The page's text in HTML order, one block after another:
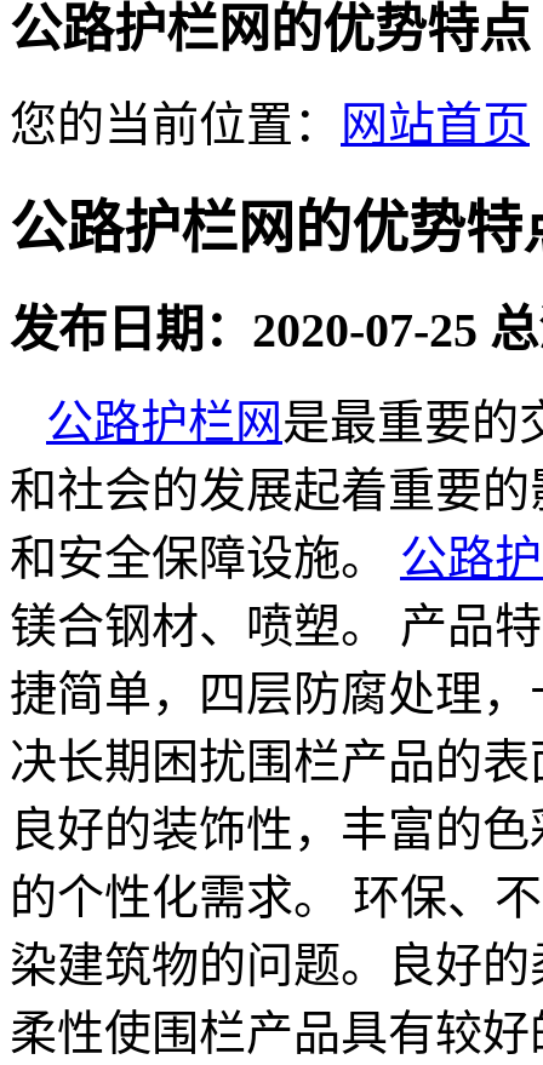
公路护栏网的优势特点
您的当前位置： 网站首页
公路护栏网的优势特
发布日期：2020-07-25
公路护栏网是最重要的
和社会的发展起着重要
和安全保障设施。 公路
镁合钢材、喷塑。 产品
捷简单，四层防腐处理
决长期困扰围栏产品的
良好的装饰性，丰富的
的个性化需求。 环保、
染建筑物的问题。良好
柔性使围栏产品具有较